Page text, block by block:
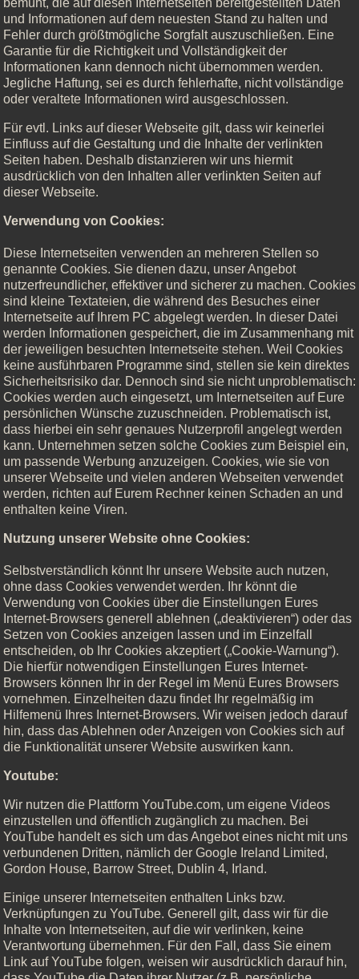
und Informationen auf dem neuesten Stand zu halten und
Fehler durch größtmögliche Sorgfalt auszuschließen. Eine
Garantie für die Richtigkeit und Vollständigkeit der
Informationen kann dennoch nicht übernommen werden.
Jegliche Haftung, sei es durch fehlerhafte, nicht vollständige
oder veraltete Informationen wird ausgeschlossen.
Für evtl. Links auf dieser Webseite gilt, dass wir keinerlei
Einfluss auf die Gestaltung und die Inhalte der verlinkten
Seiten haben. Deshalb distanzieren wir uns hiermit
ausdrücklich von den Inhalten aller verlinkten Seiten auf
dieser Webseite.
Verwendung von Cookies:
Diese Internetseiten verwenden an mehreren Stellen so
genannte Cookies. Sie dienen dazu, unser Angebot
nutzerfreundlicher, effektiver und sicherer zu machen. Cookies
sind kleine Textateien, die während des Besuches einer
Internetseite auf Ihrem PC abgelegt werden. In dieser Datei
werden Informationen gespeichert, die im Zusammenhang mit
der jeweiligen besuchten Internetseite stehen. Weil Cookies
keine ausführbaren Programme sind, stellen sie kein direktes
Sicherheitsrisiko dar. Dennoch sind sie nicht unproblematisch:
Cookies werden auch eingesetzt, um Internetseiten auf Eure
persönlichen Wünsche zuzuschneiden. Problematisch ist,
dass hierbei ein sehr genaues Nutzerprofil angelegt werden
kann. Unternehmen setzen solche Cookies zum Beispiel ein,
um passende Werbung anzuzeigen. Cookies, wie sie von
unserer Webseite und vielen anderen Webseiten verwendet
werden, richten auf Eurem Rechner keinen Schaden an und
enthalten keine Viren.
Nutzung unserer Website ohne Cookies:
Selbstverständlich könnt Ihr unsere Website auch nutzen,
ohne dass Cookies verwendet werden. Ihr könnt die
Verwendung von Cookies über die Einstellungen Eures
Internet-Browsers generell ablehnen („deaktivieren“) oder das
Setzen von Cookies anzeigen lassen und im Einzelfall
entscheiden, ob Ihr Cookies akzeptiert („Cookie-Warnung“).
Die hierfür notwendigen Einstellungen Eures Internet-
Browsers können Ihr in der Regel im Menü Eures Browsers
vornehmen. Einzelheiten dazu findet Ihr regelmäßig im
Hilfemenü Ihres Internet-Browsers. Wir weisen jedoch darauf
hin, dass das Ablehnen oder Anzeigen von Cookies sich auf
die Funktionalität unserer Website auswirken kann.
Youtube:
Wir nutzen die Plattform YouTube.com, um eigene Videos
einzustellen und öffentlich zugänglich zu machen. Bei
YouTube handelt es sich um das Angebot eines nicht mit uns
verbundenen Dritten, nämlich der Google Ireland Limited,
Gordon House, Barrow Street, Dublin 4, Irland.
Einige unserer Internetseiten enthalten Links bzw.
Verknüpfungen zu YouTube. Generell gilt, dass wir für die
Inhalte von Internetseiten, auf die wir verlinken, keine
Verantwortung übernehmen. Für den Fall, dass Sie einem
Link auf YouTube folgen, weisen wir ausdrücklich darauf hin,